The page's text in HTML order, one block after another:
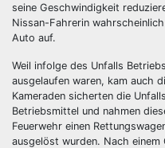
seine Geschwindigkeit
Nissan-Fahrerin
Auto auf.
Weil infolge des Unfalls
ausgelaufen waren, kam auch
Kameraden sicherten die
Betriebsmittel und nahmen
Feuerwehr einen
ausgelöst wurden. Nach